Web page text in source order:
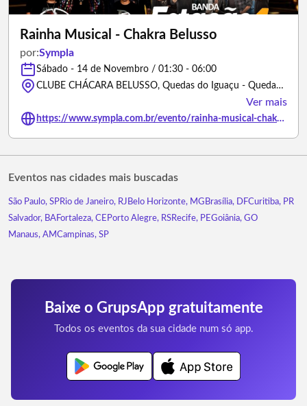
Rainha Musical - Chakra Belusso
por:Sympla
Sábado - 14 de Novembro / 01:30 - 06:00
CLUBE CHÁCARA BELUSSO, Quedas do Iguaçu - Quedas do Iguaçu/Paraná
Ver mais
https://www.sympla.com.br/evento/rainha-musical-chakra-belusso/3433063
Eventos nas cidades mais buscadas
São Paulo, SPRio de Janeiro, RJ Belo Horizonte, MG Brasília, DFCuritiba, PR
Salvador, BAFortaleza, CE Porto Alegre, RSRecife, PEGoiânia, GO
Manaus, AMCampinas, SP
Baixe o GrupsApp gratuitamente
Todos os eventos da sua cidade num só app.